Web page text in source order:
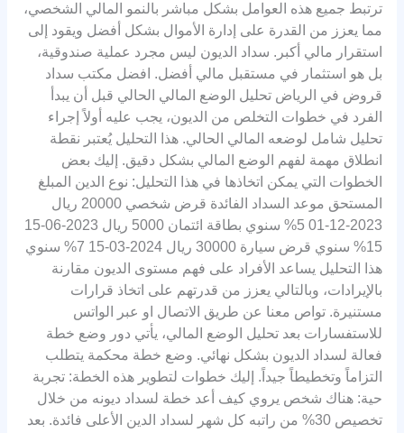
ترتبط جميع هذه العوامل بشكل مباشر بالنمو المالي الشخصي،
مما يعزز من القدرة على إدارة الأموال بشكل أفضل ويقود إلى
استقرار مالي أكبر. سداد الديون ليس مجرد عملية صندوقية،
بل هو استثمار في مستقبل مالي أفضل. افضل مكتب سداد
قروض في الرياض تحليل الوضع المالي الحالي قبل أن يبدأ
الفرد في خطوات التخلص من الديون، يجب عليه أولاً إجراء
تحليل شامل لوضعه المالي الحالي. هذا التحليل يُعتبر نقطة
انطلاق مهمة لفهم الوضع المالي بشكل دقيق. إليك بعض
الخطوات التي يمكن اتخاذها في هذا التحليل: نوع الدين المبلغ
المستحق موعد السداد الفائدة قرض شخصي 20000 ريال
2023-12-01 5% سنوي بطاقة ائتمان 5000 ريال 2023-06-15
15% سنوي قرض سيارة 30000 ريال 2024-03-15 7% سنوي
هذا التحليل يساعد الأفراد على فهم مستوى الديون مقارنة
بالإيرادات، وبالتالي يعزز من قدرتهم على اتخاذ قرارات
مستنيرة. تواص معنا عن طريق الاتصال او عبر الواتس
للاستفسارات بعد تحليل الوضع المالي، يأتي دور وضع خطة
فعالة لسداد الديون بشكل نهائي. وضع خطة محكمة يتطلب
التزاماً وتخطيطاً جيداً. إليك خطوات لتطوير هذه الخطة: تجربة
حية: هناك شخص يروي كيف أعد خطة لسداد ديونه من خلال
تخصيص 30% من راتبه كل شهر لسداد الدين الأعلى فائدة. بعد